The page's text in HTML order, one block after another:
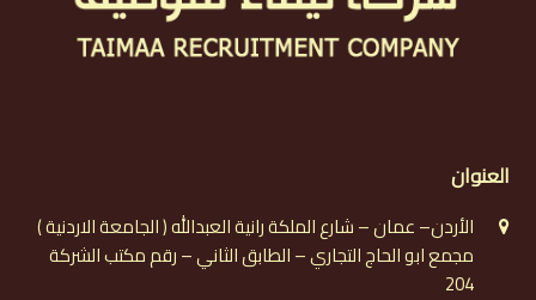
العنوان
الأردن– عمان – شارع الملكة رانية العبدالله ( الجامعة الاردنية )
مجمع ابو الحاج التجاري – الطابق الثاني – رقم مكتب الشركة
204